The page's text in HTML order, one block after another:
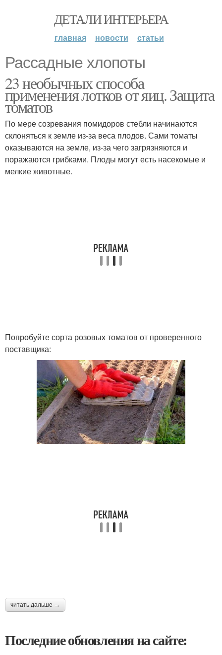
ДЕТАЛИ ИНТЕРЬЕРА
главная новости статьи
Рассадные хлопоты
23 необычных способа
применения лотков от яиц. Защита
томатов
По мере созревания помидоров стебли начинаются
склоняться к земле из-за веса плодов. Сами томаты
оказываются на земле, из-за чего загрязняются и
поражаются грибками. Плоды могут есть насекомые и
мелкие животные.
Попробуйте сорта розовых томатов от проверенного
поставщика:
читать дальше →
Последние обновления на сайте: